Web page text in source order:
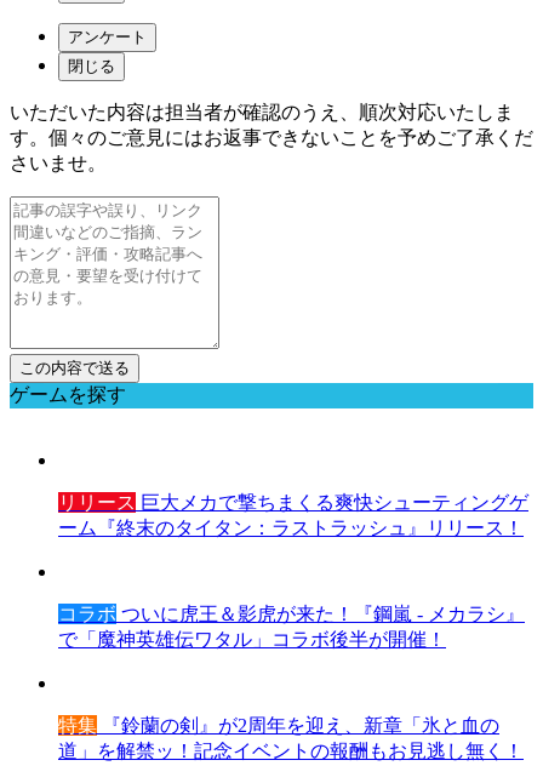
アンケート
閉じる
いただいた内容は担当者が確認のうえ、順次対応いたしま
す。個々のご意見にはお返事できないことを予めご了承くだ
さいませ。
ゲームを探す
リリース 巨大メカで撃ちまくる爽快シューティングゲ
ーム『終末のタイタン：ラストラッシュ』リリース！
コラボ ついに虎王＆影虎が来た！『鋼嵐 - メカラシ』
で「魔神英雄伝ワタル」コラボ後半が開催！
特集 『鈴蘭の剣』が2周年を迎え、新章「氷と血の
道」を解禁ッ！記念イベントの報酬もお見逃し無く！